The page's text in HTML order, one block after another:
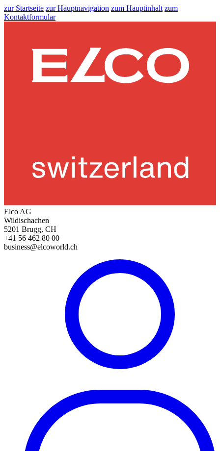
zur Startseite zur Hauptnavigation zum Hauptinhalt zum
Kontaktformular
Elco AG
Wildischachen
5201 Brugg, CH
+41 56 462 80 00
business@elcoworld.ch